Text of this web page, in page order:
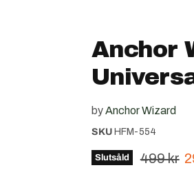
Anchor
byAnchor Wizard
SKU HFM-554
Slutsåld 499 kr